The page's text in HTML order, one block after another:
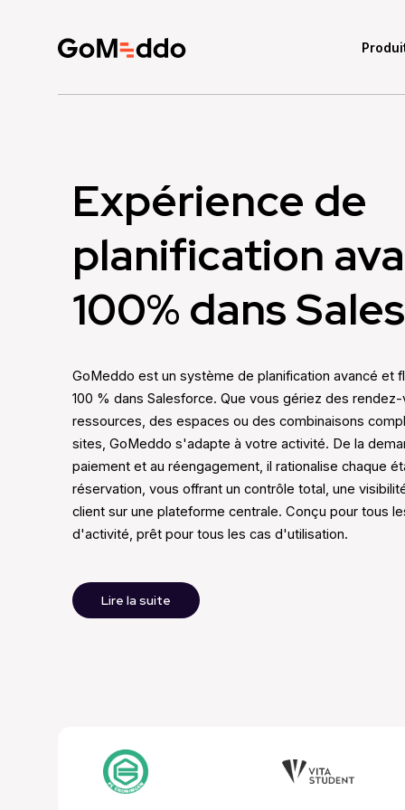
Expérience de
planification
100% dans
GoMeddo est un système de planification avancé et
100 % dans Salesforce. Que vous gériez des
ressources, des espaces ou des combinaisons
sites, GoMeddo s'adapte à votre activité. De la
paiement et au réengagement, il rationalise chaque
réservation, vous offrant un contrôle total, une
client sur une plateforme centrale. Conçu pour tous
d'activité, prêt pour tous les cas d'utilisation.
Lire la suite